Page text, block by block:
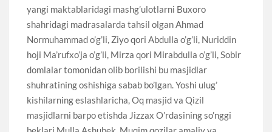
yangi maktablaridagi mashg’ulotlarni Buxoro
shahridagi madrasalarda tahsil olgan Ahmad
Normuhammad o’g’li, Ziyo qori Abdulla o’g’li, Nuriddin
hoji Ma’rufxo’ja o’g’li, Mirza qori Mirabdulla o’g’li, Sobir
domlalar tomonidan olib borilishi bu masjidlar
shuhratining oshishiga sabab bo’lgan. Yoshi ulug’
kishilarning eslashlaricha, Oq masjid va Qizil
masjidlarni barpo etishda Jizzax O’rdasining so’nggi